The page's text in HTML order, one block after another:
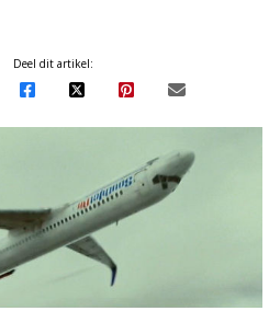
Deel dit artikel: